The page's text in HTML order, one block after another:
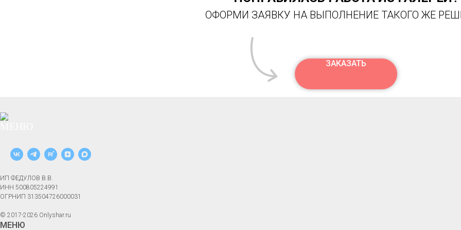
ОФОРМИ ЗАЯВКУ НА ВЫПОЛНЕНИЕ ТАКОГО ЖЕ
ЗАКАЗАТЬ
ИП ФЕДУЛОВ В.В.
ИНН 500805224991
ОГРНИП 313504726000031
© 2017-2026 Onlyshar.ru
МЕНЮ